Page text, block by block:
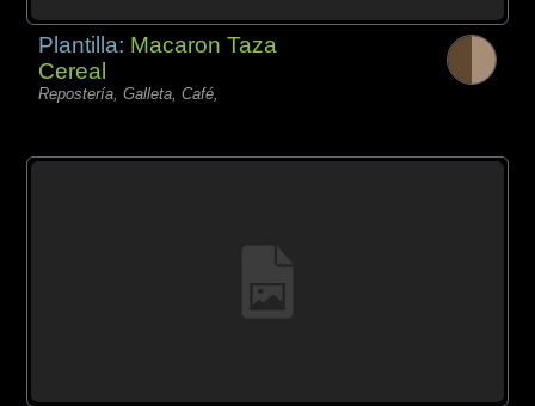
Plantilla: Macaron Taza
Cereal
Repostería, Galleta, Café,